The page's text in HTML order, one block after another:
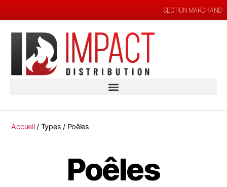
SECTION MARCHAND
Accueil/ Types / Poêles
Poêles